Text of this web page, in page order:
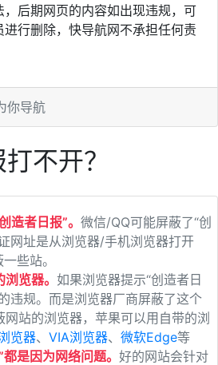
后期网页的内容如出现违规，可
行删除，快导航网不承担任何责
你导航
不开？
造者日报”。 微信/QQ可能屏蔽了“创
网址是从浏览器/手机浏览器打开
些站。
览器。 如果浏览器提示“创造者日
违规。而是浏览器厂商屏蔽了这个
站的浏览器，苹果可以用自带的浏
览器、 VIA浏览器、 微软Edge等
是因为网络问题。 好的网站会针对